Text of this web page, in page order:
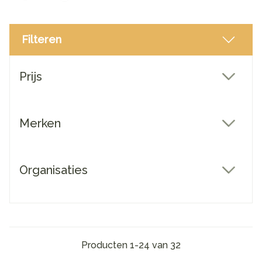
Filteren
Prijs
Merken
Organisaties
Producten 1-24 van 32